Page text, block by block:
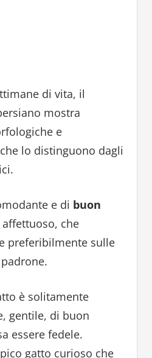
di vita, il
mostra
e
lo distinguono dagli
e di buon
affettuoso, che
preferibilmente sulle
è solitamente
gentile, di buon
essere fedele.
gatto curioso che